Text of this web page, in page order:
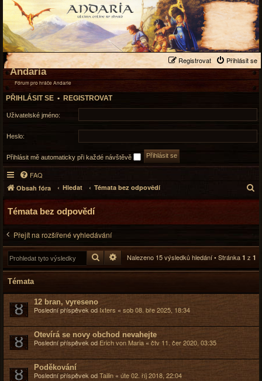
Přihlásit se
Registrovat
Andaria
Fórum pro hráče Andarie
PŘIHLÁSIT SE • REGISTROVAT
Uživatelské jméno:
Heslo:
Přihlásit mě automaticky při každé návštěvě
FAQ
Obsah fóra Hledat Témata bez odpovědí
l
t
Témata bez odpovědí
Přejít na rozšířené vyhledávání
Hledat Pokročilé hledání
Nalezeno 15 výsledků hledání • Stránka 1 z 1
Témata
12 bran, vyreseno
Poslední příspěvek od Ixters « sob 08. bře 2025, 18:34
Otevírá se novy obchod nevahejte
Poslední příspěvek od Erich von Maria « čtv 11. čer 2020, 03:35
Poděkování
Poslední příspěvek odTailin « úte 02. říj 2018, 22:04